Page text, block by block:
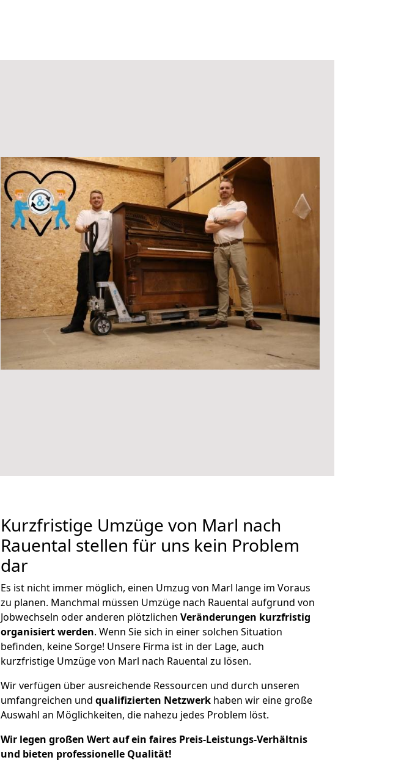
Kurzfristige Umzüge von Marl nach
Rauental stellen für uns kein Problem
dar
Es ist nicht immer möglich, einen Umzug von Marl lange im Voraus
zu planen. Manchmal müssen Umzüge nach Rauental aufgrund von
Jobwechseln oder anderen plötzlichen Veränderungen kurzfristig
organisiert werden. Wenn Sie sich in einer solchen Situation
befinden, keine Sorge! Unsere Firma ist in der Lage, auch
kurzfristige Umzüge von Marl nach Rauental zu lösen.
Wir verfügen über ausreichende Ressourcen und durch unseren
umfangreichen und qualifizierten Netzwerk haben wir eine große
Auswahl an Möglichkeiten, die nahezu jedes Problem löst.
Wir legen großen Wert auf ein faires Preis-Leistungs-Verhältnis
und bieten professionelle Qualität!